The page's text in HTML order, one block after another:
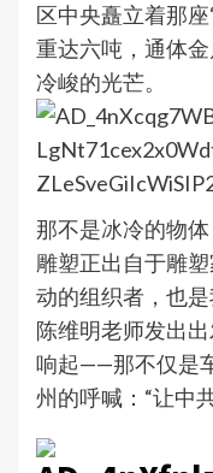
区中央矗立着那
重达六吨，通体
冷峻的光芒。
那不是冰冷的物
雕塑正出自于雕
动的组织者，也
陈维明老师发出
响起——那不仅是
州的呼喊：“让中